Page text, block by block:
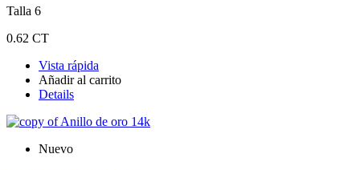
Talla 6
0.62 CT
Vista rápida
Añadir al carrito
Details
Nuevo